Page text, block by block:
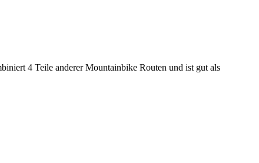
4 Teile anderer Mountainbike Routen und ist gut als